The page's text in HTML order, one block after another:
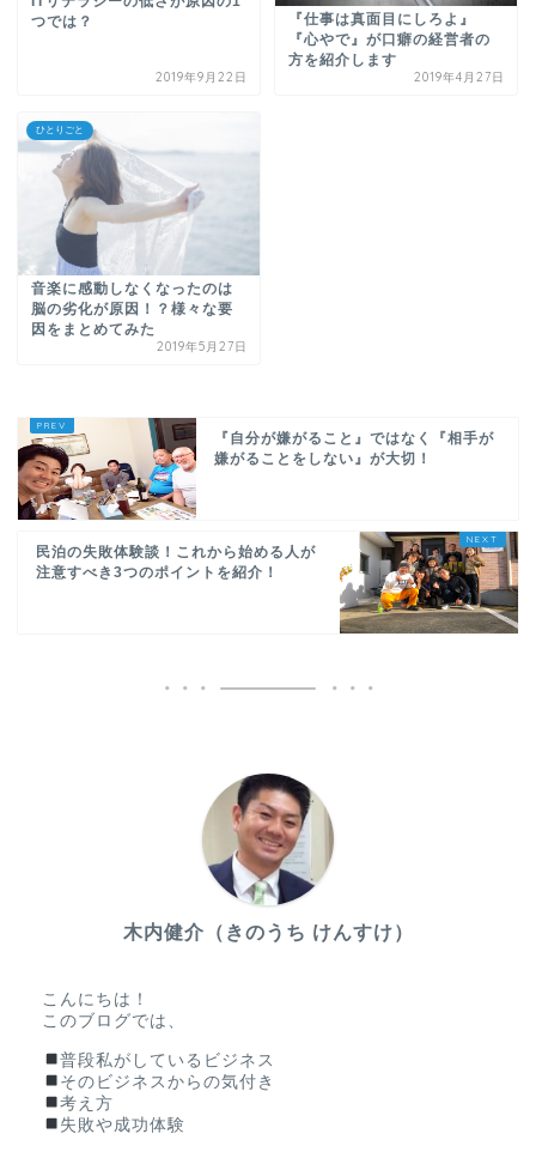
つでは？
2019年9月22日
『仕事は真面目にしろよ』
『心やで』が口癖の経営者の
方を紹介します
2019年4月27日
ひとりごと
音楽に感動しなくなったのは
脳の劣化が原因！？様々な要
因をまとめてみた
2019年5月27日
『自分が嫌がること』ではなく『相手が
嫌がることをしない』が大切！
民泊の失敗体験談！これから始める人が
注意すべき3つのポイントを紹介！
木内健介（きのうち けんすけ）
こんにちは！
このブログでは、
普段私がしているビジネス
そのビジネスからの気付き
考え方
失敗や成功体験